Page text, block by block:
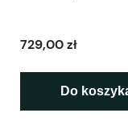
729,00 zł
Do